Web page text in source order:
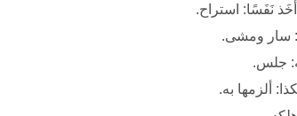
نَفَسًا: استراح.
سار ومشى.
جلس.
ألزمها به.